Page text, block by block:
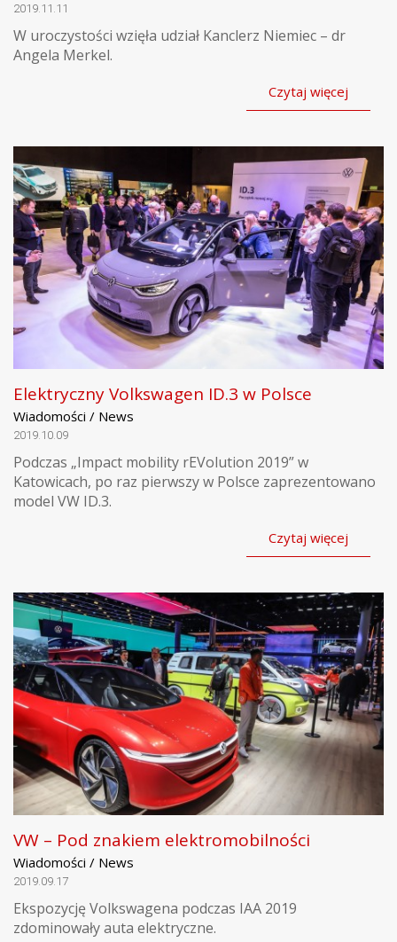
2019.11.11
W uroczystości wzięła udział Kanclerz Niemiec – dr
Angela Merkel.
Czytaj więcej
Elektryczny Volkswagen ID.3 w Polsce
Wiadomości / News
2019.10.09
Podczas „Impact mobility rEVolution 2019” w
Katowicach, po raz pierwszy w Polsce zaprezentowano
model VW ID.3.
Czytaj więcej
VW – Pod znakiem elektromobilności
Wiadomości / News
2019.09.17
Ekspozycję Volkswagena podczas IAA 2019
zdominowały auta elektryczne.